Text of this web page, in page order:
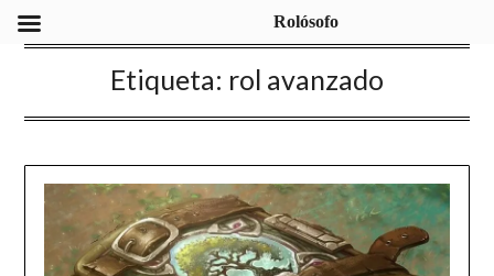
Etiqueta: rol avanzado
Rolósofo